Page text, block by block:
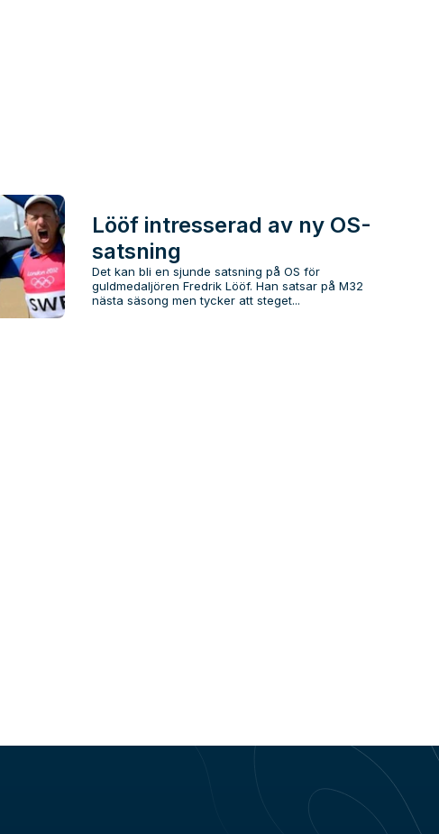
Lööf intresserad av ny OS-
satsning
Det kan bli en sjunde satsning på OS för
guldmedaljören Fredrik Lööf. Han satsar på M32
nästa säsong men tycker att steget...